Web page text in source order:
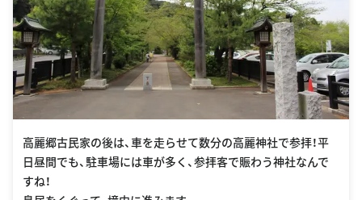
高麗郷古民家の後は、車を走らせて数分の高麗神社で参拝！平
日昼間でも、駐車場には車が多く、参拝客で賑わう神社なんで
すね！